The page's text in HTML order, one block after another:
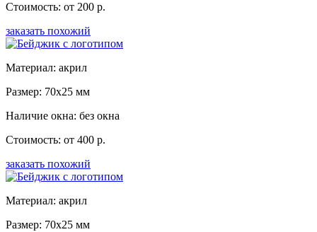
Стоимость: от 200 р.
заказать похожий
Материал: акрил
Размер: 70x25 мм
Наличие окна: без окна
Стоимость: от 400 р.
заказать похожий
Материал: акрил
Размер: 70x25 мм